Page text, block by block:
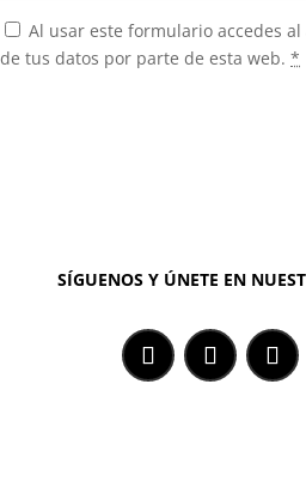
Al usar este formulario accedes
de tus datos por parte de esta web. *
SÍGUENOS Y ÚNETE EN